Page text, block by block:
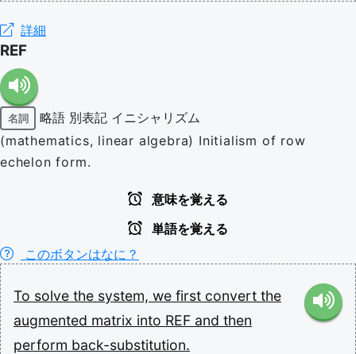
詳細
REF
名詞 略語 別表記 イニシャリズム
(mathematics, linear algebra) Initialism of row
echelon form.
意味を覚える
単語を覚える
このボタンはなに？
To solve the system, we first convert the
augmented matrix into REF and then
perform back-substitution.